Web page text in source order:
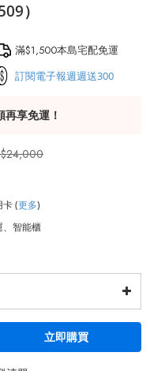
）
滿$1,500本島宅配免運
訂閱電子報週週送300
享免運！
卡(更多)
、智能櫃
立即購買